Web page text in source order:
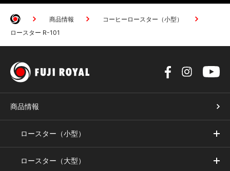
商品情報
コーヒーロースター（小型）
ロースター R-101
商品情報
ロースター（小型）
ロースター（大型）